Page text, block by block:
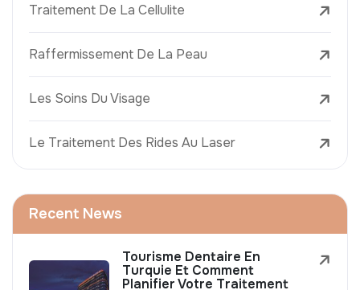
Traitement De La Cellulite
Raffermissement De La Peau
Les Soins Du Visage
Le Traitement Des Rides Au Laser
Recent News
Tourisme Dentaire En
Turquie Et Comment
Planifier Votre Traitement